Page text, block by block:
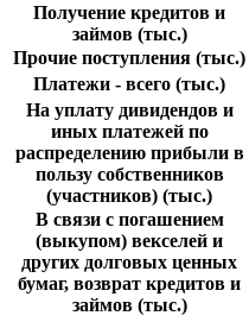
Получение кредитов и
займов (тыс.)
Прочие поступления (тыс.)
Платежи - всего (тыс.)
На уплату дивидендов и
иных платежей по
распределению прибыли в
пользу собственников
(участников) (тыс.)
В связи с погашением
(выкупом) векселей и
других долговых ценных
бумаг, возврат кредитов и
займов (тыс.)